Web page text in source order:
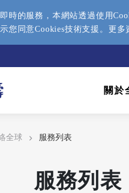
時的服務，本網站透過使用
您同意Cookies技術支援。更多
關於
全球 服務列表
服務列表